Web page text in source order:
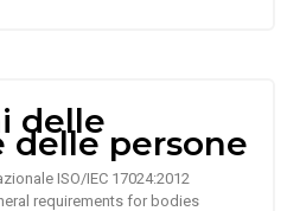
delle
delle persone
ISO/IEC 17024:2012
requirements for bodies